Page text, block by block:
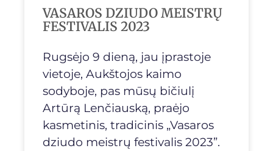
VASAROS DZIUDO MEISTRŲ
FESTIVALIS 2023
Rugsėjo 9 dieną, jau įprastoje
vietoje, Aukštojos kaimo
sodyboje, pas mūsų bičiulį
Artūrą Lenčiauską, praėjo
kasmetinis, tradicinis „Vasaros
dziudo meistrų festivalis 2023”.